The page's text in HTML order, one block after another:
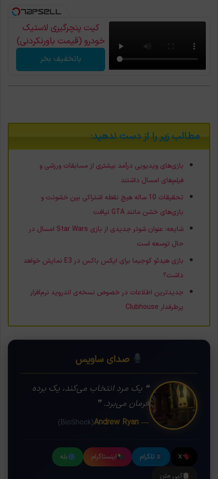
کیت پنچرگیری لاستیک
خودرو (قیمت باورنکردنی)
باتخفیف بخر
مطالب زیر را از دست ندهید:
بازی‌های ویدیویی درآمد بیشتری از مسابقات ورزشی و
فیلم‌های امسال داشتند
تحقیقات 10 ساله هیچ نقطه اشتراکی بین خشونت و
بازی‌های خشن مانند GTA نیافت
شایعه: عنوان شوتر جدیدی از بازی Star Wars امسال در
حال توسعه است
بازی هیدئو کوجیما برای ایکس‌ باکس در E3 نمایش خواهد
داشت؟
جدیدترین اطلاعات در خصوص نسخه‌ی اندروید نرم‌افزار
پرطرفدار Clubhouse
صدای ساویس
❝ یک مرد انتخاب می‌کند، یک برده
فرمان می‌برد. ❞
— Andrew Ryan
(BioShock)
X تلگرام اینستاگرام
بله
کپی متن